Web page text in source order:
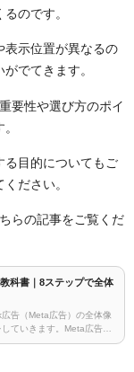
のです。
表示位置が異なるの
でてきます。
要性や選び方のポイ
る目的についてもご
ださい。
らの記事をご覧くだ
科書｜8ステップで全体
告（Meta広告）の全体像
ていきます。Meta広告の
ていますが、Instagram広